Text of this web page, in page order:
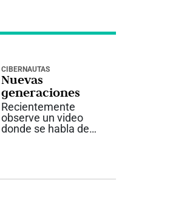
CIBERNAUTAS
Nuevas
generaciones
Recientemente
observe un video
donde se habla de
en su área de estudio,